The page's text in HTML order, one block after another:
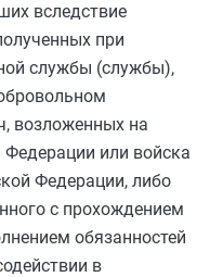
вследствие
при
службы (службы),
возложенных на
или войска
Федерации, либо
с прохождением
обязанностей
в